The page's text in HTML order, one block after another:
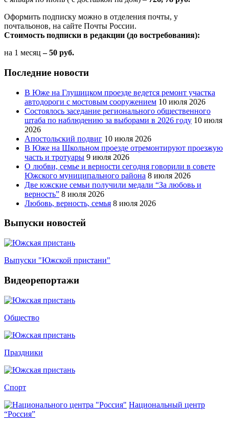
Оформить подписку можно в отделения почты, у
почтальонов, на сайте Почты России.
Стоимость подписки в редакции (до востребования):
на 1 месяц – 50 руб.
Последние новости
В Юже на Глушицком проезде ведется ремонт участка
автодороги с мостовым сооружением 10 июля 2026
Состоялось заседание регионального общественного
штаба по наблюдению за выборами в 2026 году 10 июля
2026
Апостольский подвиг 10 июля 2026
В Юже на Школьном проезде отремонтируют проезжую
часть и тротуары 9 июля 2026
О любви, семье и верности сегодня говорили в совете
Южского муниципального района 8 июля 2026
Две южские семьи получили медали “За любовь и
верность” 8 июля 2026
Любовь, верность, семья 8 июля 2026
Выпуски новостей
Выпуски "Южской пристани"
Видеорепортажи
Общество
Праздники
Спорт
Национальный центр
“Россия”